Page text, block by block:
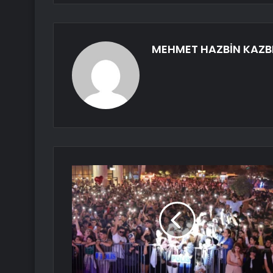
MEHMET HAZBİN